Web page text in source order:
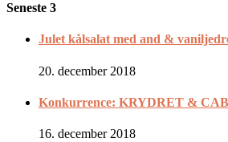
Seneste 3
Julet kålsalat med and &
20. december 2018
Konkurrence: KRYDRET &
16. december 2018